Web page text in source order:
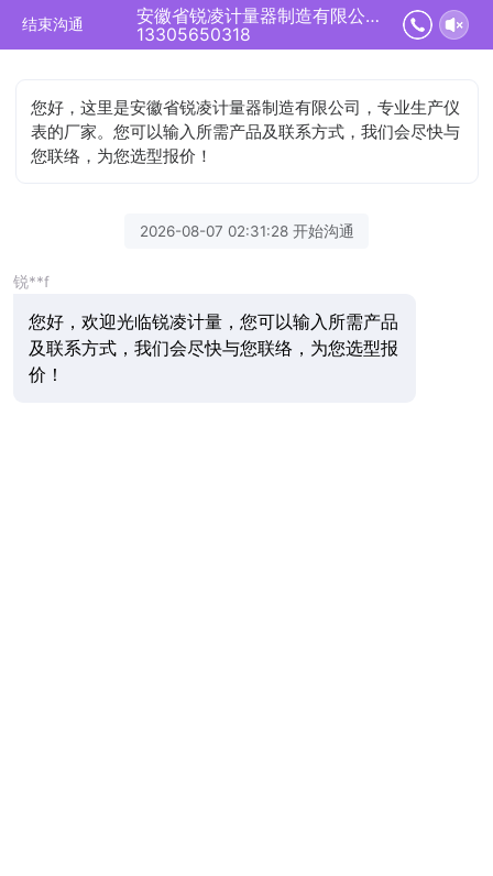
结束沟通
安徽省锐凌计量器制造有限公司正在为您服务
13305650318
您好，这里是安徽省锐凌计量器制造有限公司，专业生产仪
表的厂家。您可以输入所需产品及联系方式，我们会尽快与
您联络，为您选型报价！
2026-08-07 02:31:28 开始沟通
锐**f
您好，欢迎光临锐凌计量，您可以输入所需产品
及联系方式，我们会尽快与您联络，为您选型报
价！